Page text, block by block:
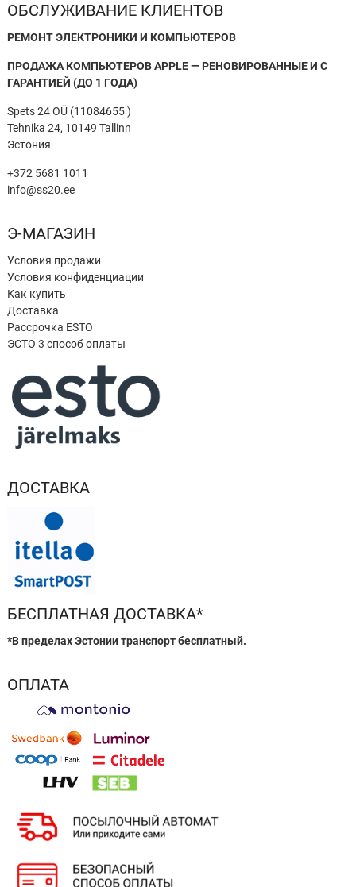
ОБСЛУЖИВАНИЕ КЛИЕНТОВ
РЕМОНТ ЭЛЕКТРОНИКИ И КОМПЬЮТЕРОВ
ПРОДАЖА КОМПЬЮТЕРОВ APPLE — РЕНОВИРОВАННЫЕ И С
ГАРАНТИЕЙ (ДО 1 ГОДА)
Spets 24 OÜ (11084655 )
Tehnika 24, 10149 Tallinn
Эстония
+372 5681 1011
info@ss20.ee
Э-МАГАЗИН
Условия продажи
Условия конфиденциации
Как купить
Доставка
Рассрочка ESTO
ЭСТО 3 способ оплаты
ДОСТАВКА
БЕСПЛАТНАЯ ДОСТАВКА*
*В пределах Эстонии транспорт бесплатный.
ОПЛАТА